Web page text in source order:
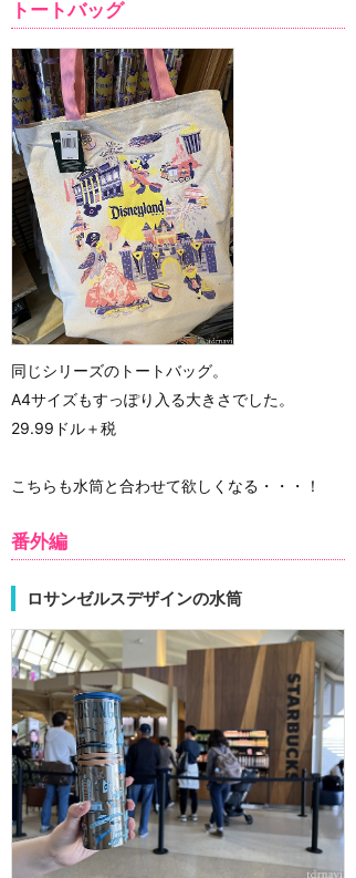
トートバッグ
同じシリーズのトートバッグ。
A4サイズもすっぽり入る大きさでした。
29.99ドル＋税
こちらも水筒と合わせて欲しくなる・・・！
番外編
ロサンゼルスデザインの水筒